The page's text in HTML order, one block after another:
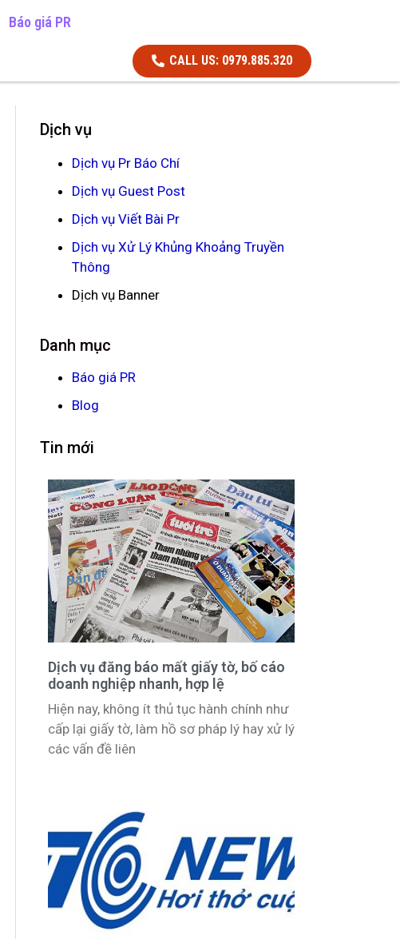
Báo giá PR
CALL US: 0979.885.320
Dịch vụ
Dịch vụ Pr Báo Chí
Dịch vụ Guest Post
Dịch vụ Viết Bài Pr
Dịch vụ Xử Lý Khủng Khoảng Truyền
Thông
Dịch vụ Banner
Danh mục
Báo giá PR
Blog
Tin mới
Dịch vụ đăng báo mất giấy tờ, bố cáo
doanh nghiệp nhanh, hợp lệ
Hiện nay, không ít thủ tục hành chính như
cấp lại giấy tờ, làm hồ sơ pháp lý hay xử lý
các vấn đề liên